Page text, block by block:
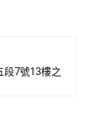
段7號13樓之